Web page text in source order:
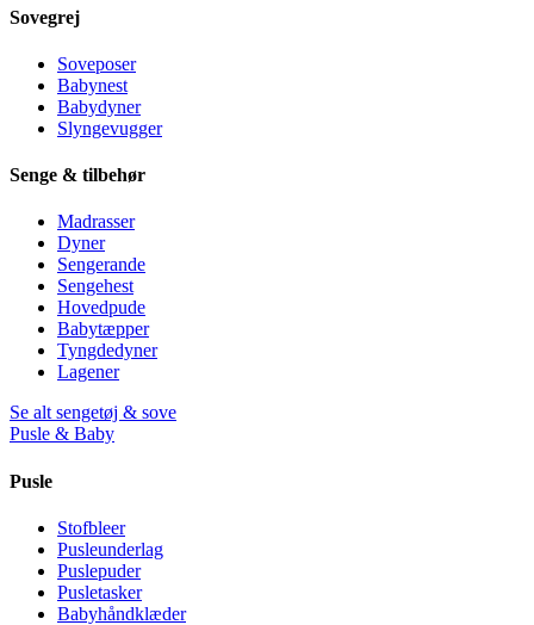
Sovegrej
Soveposer
Babynest
Babydyner
Slyngevugger
Senge & tilbehør
Madrasser
Dyner
Sengerande
Sengehest
Hovedpude
Babytæpper
Tyngdedyner
Lagener
Se alt sengetøj & sove
Pusle & Baby
Pusle
Stofbleer
Pusleunderlag
Puslepuder
Pusletasker
Babyhåndklæder